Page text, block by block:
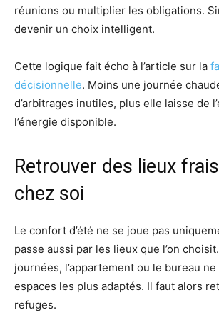
réunions ou multiplier les obligations.
devenir un choix intelligent.
Cette logique fait écho à l’article sur la
décisionnelle. Moins une journée
d’arbitrages inutiles, plus elle laisse de
l’énergie disponible.
Retrouver des lieux
chez soi
Le confort d’été ne se joue pas
passe aussi par les lieux que l’on
journées, l’appartement ou le bureau
espaces les plus adaptés. Il faut alors
refuges.